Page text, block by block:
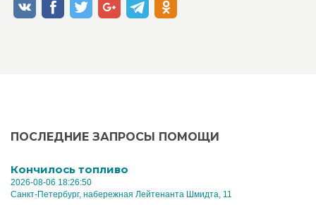
ПОСЛЕДНИЕ ЗАПРОСЫ ПОМОЩИ
Кончилось топливо
2026-08-06 18:26:50
Санкт-Петербург, набережная Лейтенанта Шмидта, 11